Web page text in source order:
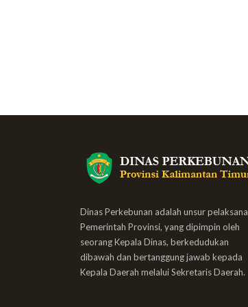
Dinas Perkebunan adalah unsur pelaksana
Pemerintah Provinsi, yang dipimpin oleh
seorang Kepala Dinas, berkedudukan
dibawah dan bertanggung jawab kepada
Kepala Daerah melalui Sekretaris Daerah.